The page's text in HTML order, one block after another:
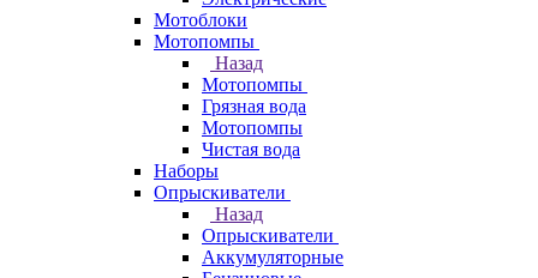
Мотоблоки
Мотопомпы
Назад
Мотопомпы
Грязная вода
Мотопомпы
Чистая вода
Наборы
Опрыскиватели
Назад
Опрыскиватели
Аккумуляторные